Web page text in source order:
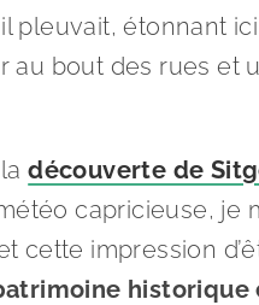
pleuvait, étonnant
au bout des rues et
ladécouverte de
capricieuse, je
cette impression